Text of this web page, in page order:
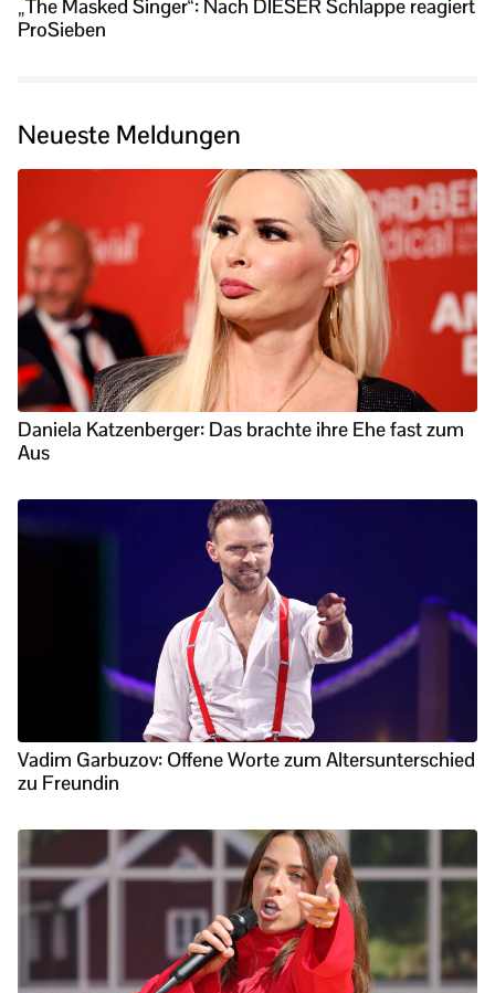
„The Masked Singer“: Nach DIESER Schlappe reagiert
ProSieben
Neueste Meldungen
Daniela Katzenberger: Das brachte ihre Ehe fast zum
Aus
Vadim Garbuzov: Offene Worte zum Altersunterschied
zu Freundin